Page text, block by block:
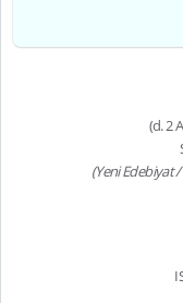
(d. 2
(Yeni Edebiyat